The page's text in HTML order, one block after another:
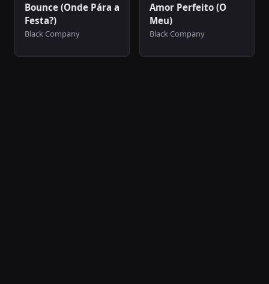
Bounce (Onde Pára a
Festa?)
Black Company
Amor Perfeito (O
Meu)
Black Company